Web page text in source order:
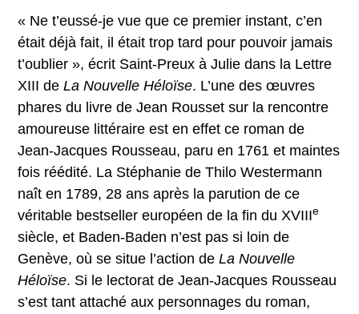
« Ne t’eussé-je vue que ce premier instant, c’en
était déjà fait, il était trop tard pour pouvoir jamais
t’oublier », écrit Saint-Preux à Julie dans la Lettre
XIII deLa Nouvelle Héloïse. L’une des œuvres
phares du livre de Jean Rousset sur la rencontre
amoureuse littéraire est en effet ce roman de
Jean-Jacques Rousseau, paru en 1761 et maintes
fois réédité. La Stéphanie de Thilo Westermann
naît en 1789, 28 ans après la parution de ce
véritable bestseller européen de la fin du XVIIIe
siècle, et Baden-Baden n’est pas si loin de
Genève, où se situe l’action deLa Nouvelle
Héloïse. Si le lectorat de Jean-Jacques Rousseau
s’est tant attaché aux personnages du roman,